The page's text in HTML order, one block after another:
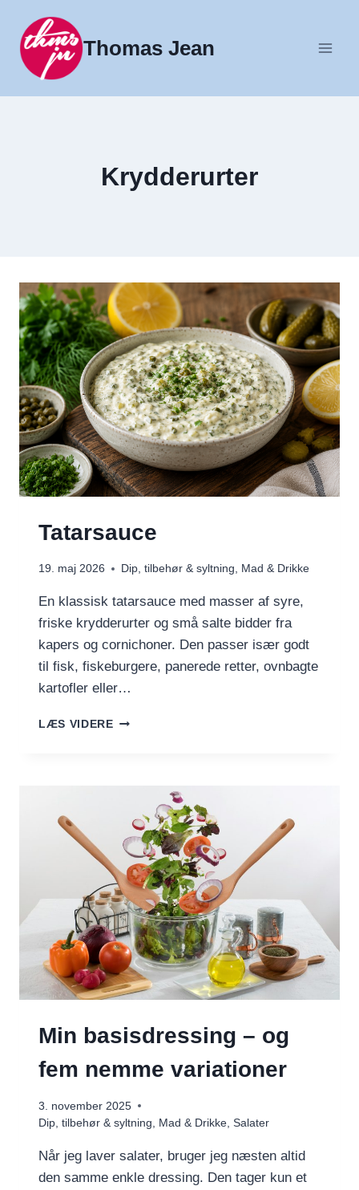
indhold
Thomas Jean
Krydderurter
Tatarsauce
19. maj 2026 Dip, tilbehør & syltning, Mad & Drikke
En klassisk tatarsauce med masser af syre,
friske krydderurter og små salte bidder fra
kapers og cornichoner. Den passer især godt
til fisk, fiskeburgere, panerede retter, ovnbagte
kartofler eller…
LÆS VIDERETATARSAUCE
Min basisdressing – og
fem nemme variationer
3. november 2025
Dip, tilbehør & syltning
Mad & Drikke Salater
Når jeg laver salater, bruger jeg næsten altid
den samme enkle dressing. Den tager kun et